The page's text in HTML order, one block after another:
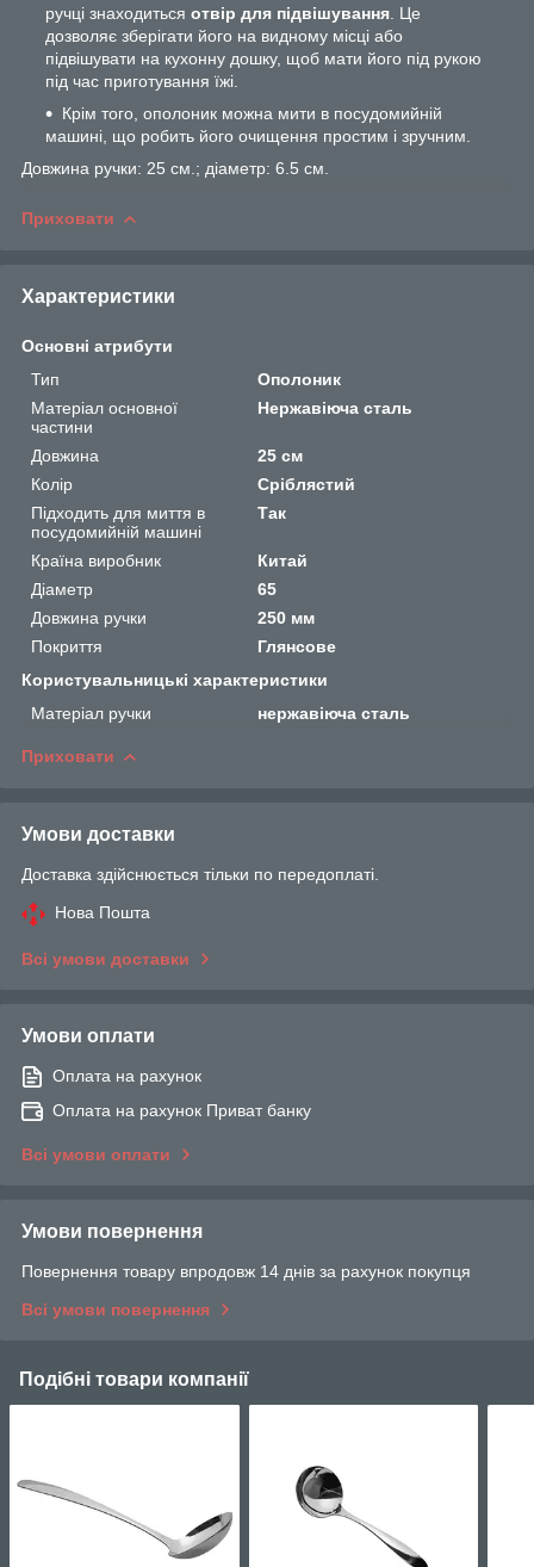
ручці знаходиться отвір для підвішування . Це
дозволяє зберігати його на видному місці або
підвішувати на кухонну дошку, щоб мати його під рукою
під час приготування їжі.
Крім того, ополоник можна мити в посудомийній
машині, що робить його очищення простим і зручним.
Довжина ручки: 25 см.; діаметр: 6.5 см.
Приховати
Характеристики
Основні атрибути
Тип
Ополоник
Матеріал основної
частини
Нержавіюча сталь
Довжина
25 см
Колір
Сріблястий
Підходить для миття в
посудомийній машині
Так
Країна виробник
Китай
Діаметр
65
Довжина ручки
250 мм
Покриття
Глянсове
Користувальницькі характеристики
Матеріал ручки
нержавіюча сталь
Приховати
Умови доставки
Доставка здійснюється тільки по передоплаті.
Нова Пошта
Всі умови доставки
Умови оплати
Оплата на рахунок
Оплата на рахунок Приват банку
Всі умови оплати
Умови повернення
Повернення товару впродовж 14 днів за рахунок покупця
Всі умови повернення
Подібні товари компанії